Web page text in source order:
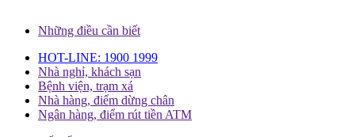
Những điều cần biết
HOT-LINE: 1900 1999
Nhà nghỉ, khách sạn
Bệnh viện, trạm xá
Nhà hàng, điểm dừng chân
Ngân hàng, điểm rút tiền ATM